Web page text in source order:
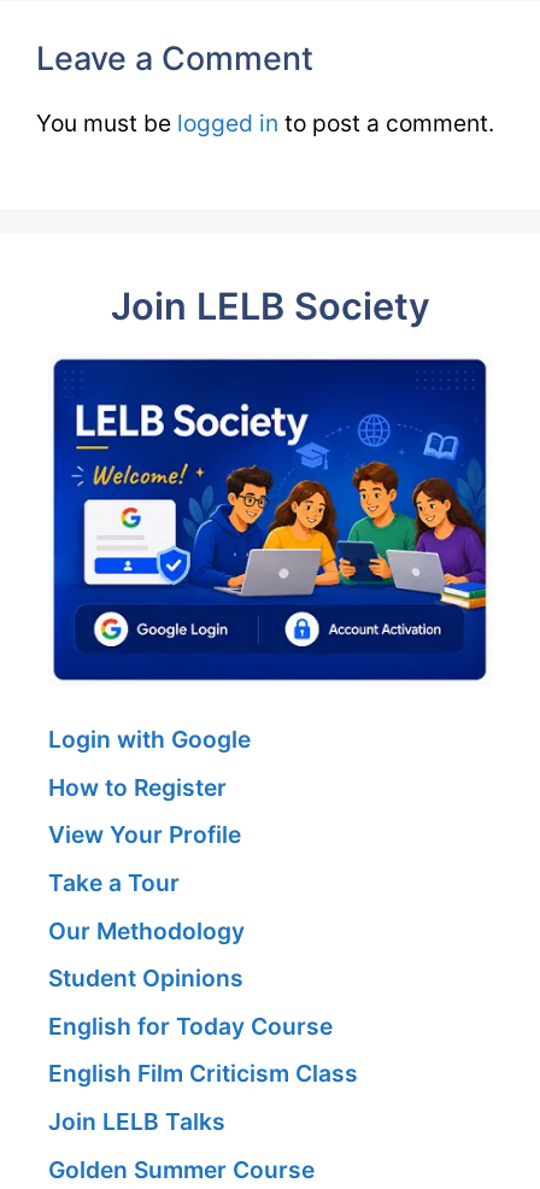
Leave a Comment
You must be logged in to post a comment.
Join LELB Society
Login with Google
How to Register
View Your Profile
Take a Tour
Our Methodology
Student Opinions
English for Today Course
English Film Criticism Class
Join LELB Talks
Golden Summer Course